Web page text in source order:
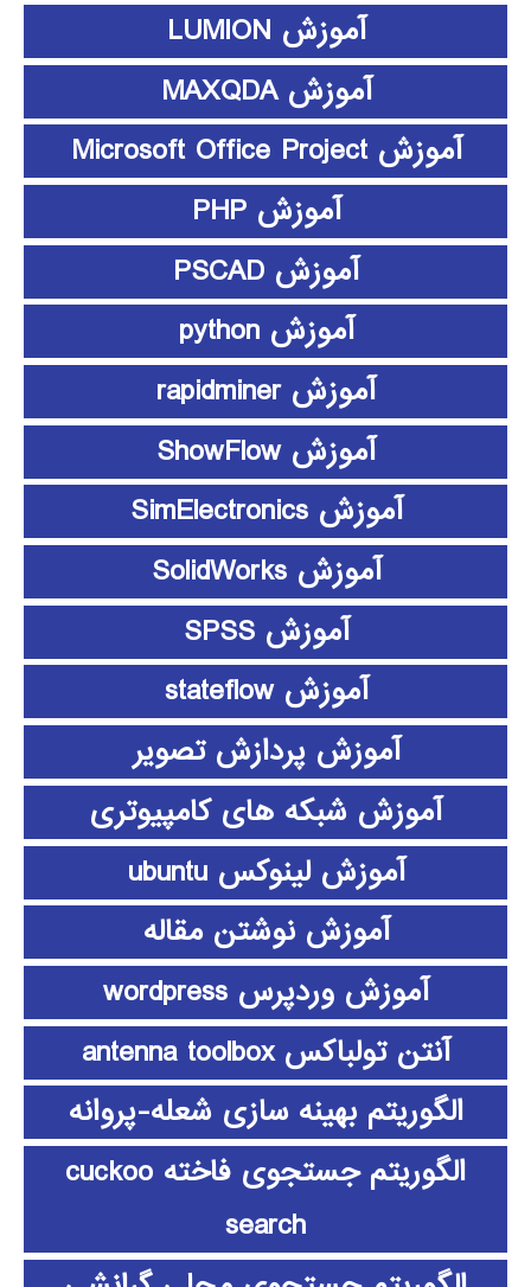
آموزش LUMION
آموزش MAXQDA
آموزش Microsoft Office Project
آموزش PHP
آموزش PSCAD
آموزش python
آموزش rapidminer
آموزش ShowFlow
آموزش SimElectronics
آموزش SolidWorks
آموزش SPSS
آموزش stateflow
آموزش پردازش تصویر
آموزش شبکه های کامپیوتری
آموزش لینوکس ubuntu
آموزش نوشتن مقاله
آموزش وردپرس wordpress
آنتن تولباکس antenna toolbox
الگوریتم بهینه سازی شعله-پروانه
الگوریتم جستجوی فاخته cuckoo
search